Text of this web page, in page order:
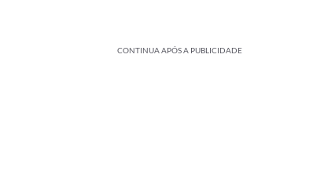
CONTINUA APÓS A PUBLICIDADE